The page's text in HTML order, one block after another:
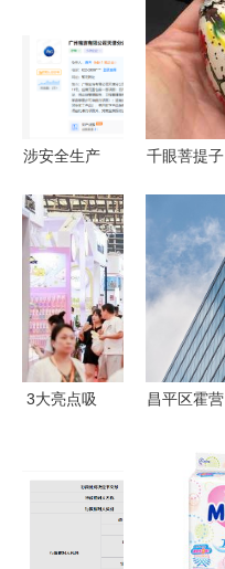
涉安全生产
分公司、立
白收罚单
日用杂品销
售隐患敲响
警钟
千眼菩提子
日用杂品中
的新秀与天
然之美
3大亮点吸
届上海百货
昌平区霍营
万花筒 董
丹百货中心
的从容信步